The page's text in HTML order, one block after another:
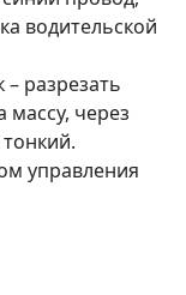
водительской
разрезать
через
управления